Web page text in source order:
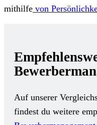
mithilfe von
Auf unserer
findest du weitere